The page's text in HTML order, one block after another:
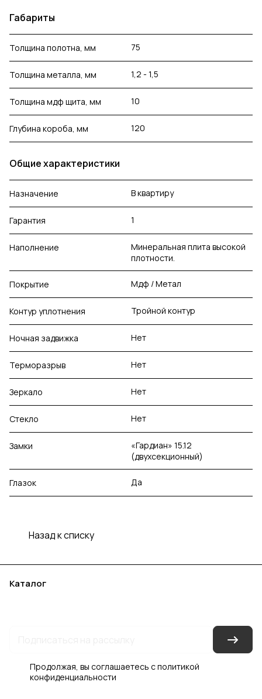
Габариты
Толщина полотна, мм 75
Толщина металла, мм 1,2 - 1,5
Толщина мдф щита, мм 10
Глубина короба, мм 120
Общие характеристики
Назначение В квартиру
Гарантия 1
Наполнение
Минеральная плита высокой
плотности.
Покрытие Мдф / Метал
Контур уплотнения Тройной контур
Ночная задвижка Нет
Терморазрыв Нет
Зеркало Нет
Стекло Нет
Замки
«Гардиан» 15.12
(двухсекционный)
Глазок Да
Назад к списку
Каталог
Продолжая, вы соглашаетесь сполитикой
конфиденциальности